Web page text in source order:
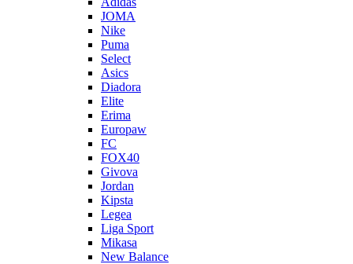
JOMA
Nike
Puma
Select
Asics
Diadora
Elite
Erima
Europaw
FC
FOX40
Givova
Jordan
Kipsta
Legea
Liga Sport
Mikasa
New Balance